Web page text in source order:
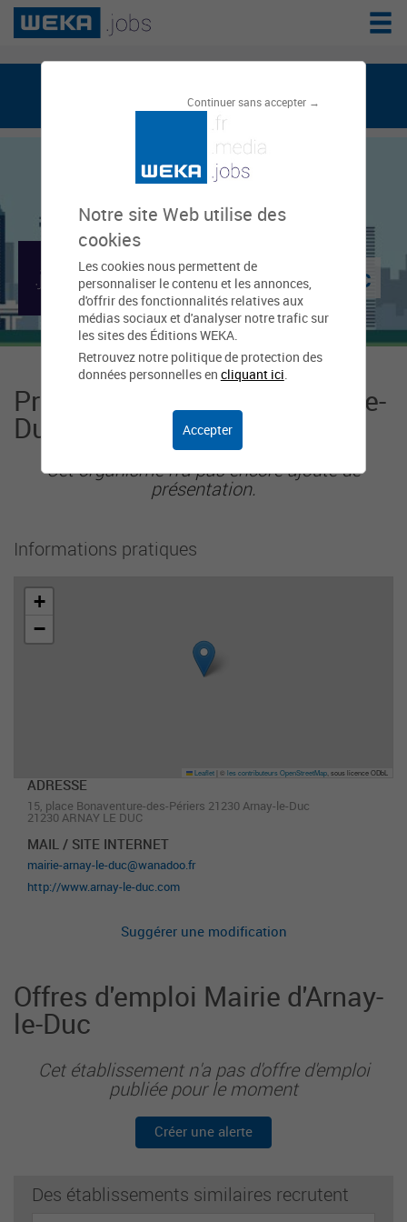
Continuer sans accepter →
Notre site Web utilise des
cookies
Les cookies nous permettent de
personnaliser le contenu et les annonces,
d'offrir des fonctionnalités relatives aux
médias sociaux et d'analyser notre trafic sur
les sites des Éditions WEKA.
Retrouvez notre politique de protection des
données personnelles en cliquant ici.
Accepter
weka.jobs, le réseau de l'emploi public
Mairie d'Arnay-le-Duc
Présentation Mairie d'Arnay-le-
Duc
Cet organisme n'a pas encore ajouté de
présentation.
Informations pratiques
+
−
Leaflet ©les contributeurs OpenStreetMap , sous licence ODbL
ADRESSE
15, place Bonaventure-des-Périers 21230 Arnay-le-Duc
21230 ARNAY LE DUC
MAIL / SITE INTERNET
mairie-arnay-le-duc@wanadoo.fr
http://www.arnay-le-duc.com
Suggérer une modification
Offres d'emploi Mairie d'Arnay-
le-Duc
Cet établissement n'a pas d'offre d'emploi
publiée pour le moment
Créer une alerte
Des établissements similaires recrutent